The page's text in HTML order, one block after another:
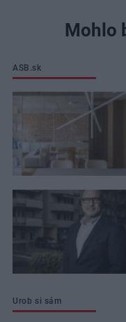
Mohlo
ASB.sk
Urob si sám